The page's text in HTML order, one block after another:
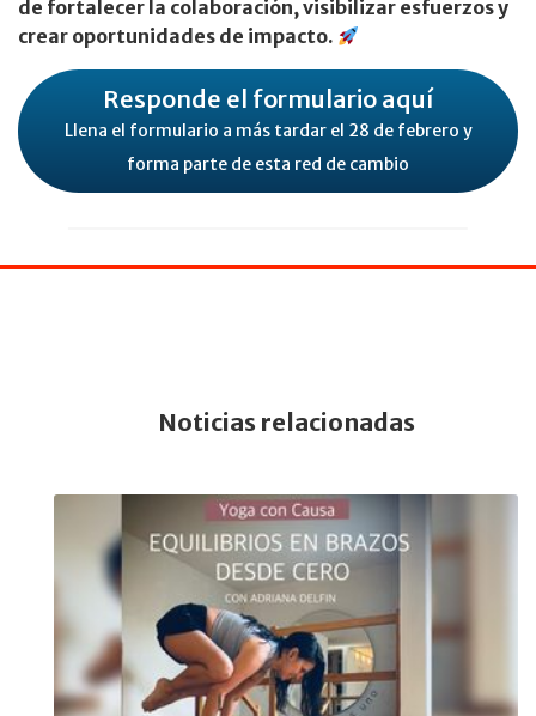
de fortalecer la colaboración, visibilizar esfuerzos y
crear oportunidades de impacto.
Responde el formulario aquí
Llena el formulario a más tardar el 28 de febrero y
forma parte de esta red de cambio
Noticias relacionadas